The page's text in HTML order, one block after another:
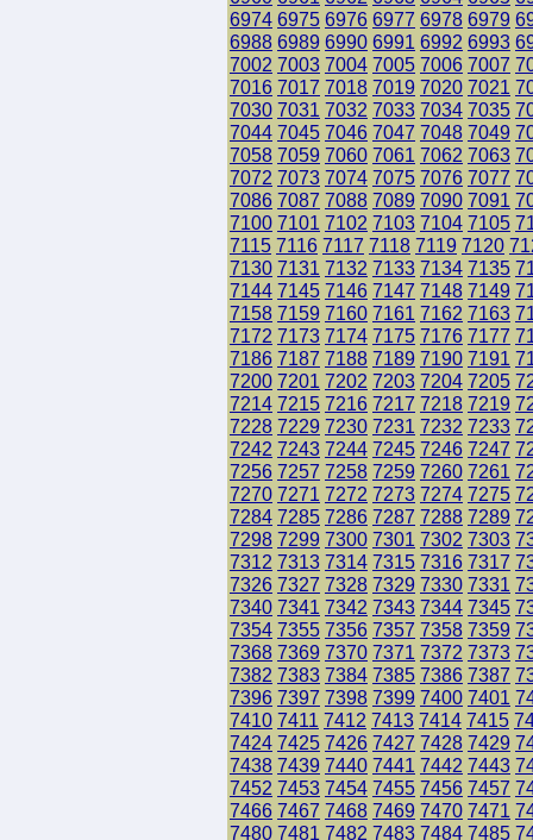
6974 6975 6976 6977 6978 6979
6988 6989 6990 6991 6992 6993
7002 7003 7004 7005 7006 7007
7016 7017 7018 7019 7020 7021
7030 7031 7032 7033 7034 7035
7044 7045 7046 7047 7048 7049
7058 7059 7060 7061 7062 7063
7072 7073 7074 7075 7076 7077
7086 7087 7088 7089 7090 7091
7100 7101 7102 7103 7104 7105
7115 7116 7117 7118 7119 7120
7130 7131 7132 7133 7134 7135
7144 7145 7146 7147 7148 7149
7158 7159 7160 7161 7162 7163
7172 7173 7174 7175 7176 7177
7186 7187 7188 7189 7190 7191
7200 7201 7202 7203 7204 7205
7214 7215 7216 7217 7218 7219
7228 7229 7230 7231 7232 7233
7242 7243 7244 7245 7246 7247
7256 7257 7258 7259 7260 7261
7270 7271 7272 7273 7274 7275
7284 7285 7286 7287 7288 7289
7298 7299 7300 7301 7302 7303
7312 7313 7314 7315 7316 7317
7326 7327 7328 7329 7330 7331
7340 7341 7342 7343 7344 7345
7354 7355 7356 7357 7358 7359
7368 7369 7370 7371 7372 7373
7382 7383 7384 7385 7386 7387
7396 7397 7398 7399 7400 7401
7410 7411 7412 7413 7414 7415
7424 7425 7426 7427 7428 7429
7438 7439 7440 7441 7442 7443
7452 7453 7454 7455 7456 7457
7466 7467 7468 7469 7470 7471
7480 7481 7482 7483 7484 7485